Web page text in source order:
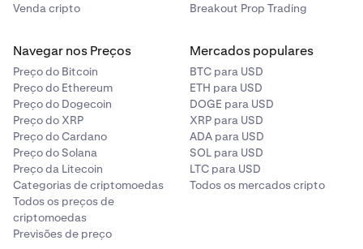
Venda cripto
Breakout Prop Trading
Navegar nos Preços
Preço do Bitcoin
Preço do Ethereum
Preço do Dogecoin
Preço do XRP
Preço do Cardano
Preço do Solana
Preço da Litecoin
Categorias de criptomoedas
Todos os preços de
criptomoedas
Previsões de preço
Mercados populares
BTC para USD
ETH para USD
DOGE para USD
XRP para USD
ADA para USD
SOL para USD
LTC para USD
Todos os mercados cripto